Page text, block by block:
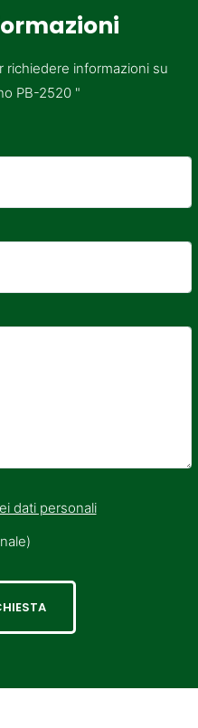
richiedere informazioni su
PB-2520 "
dati personali